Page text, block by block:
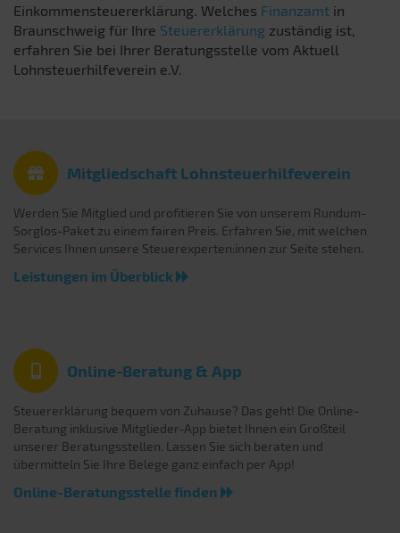
Einkommensteuererklärung. Welches Finanzamt in
Braunschweig für Ihre Steuererklärung zuständig ist,
erfahren Sie bei Ihrer Beratungsstelle vom Aktuell
Lohnsteuerhilfeverein e.V.
Mitgliedschaft Lohnsteuerhilfeverein
Werden Sie Mitglied und profitieren Sie von unserem Rundum-
Sorglos-Paket zu einem fairen Preis. Erfahren Sie, mit welchen
Services Ihnen unsere Steuerexperten:innen zur Seite stehen.
Leistungen im Überblick
Online-Beratung & App
Steuererklärung bequem von Zuhause? Das geht! Die Online-
Beratung inklusive Mitglieder-App bietet Ihnen ein Großteil
unserer Beratungsstellen. Lassen Sie sich beraten und
übermitteln Sie Ihre Belege ganz einfach per App!
Online-Beratungsstelle finden